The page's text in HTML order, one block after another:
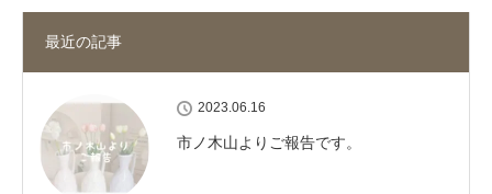
最近の記事
2023.06.16
市ノ木山よりご報告です。